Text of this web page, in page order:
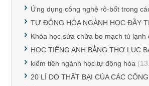
Ứng dụng công nghệ rô-bốt trong
TỰ ĐỘNG HÓA NGÀNH HỌC ĐẦY
Khóa học sửa chữa bo mạch tủ lạnh
HỌC TIẾNG ANH BẰNG THƠ LỤC
kiếm tiền ngành học tự động hóa
20 LÍ DO THẤT BẠI CỦA CÁC